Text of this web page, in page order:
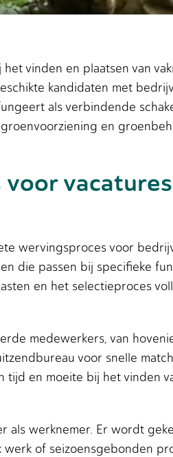
vinden en plaatsen van
kandidaten met
als verbindende
en
wervingsproces voor
die passen bij specifieke
en het selectieproces
medewerkers, van
voor snelle
en moeite bij het vinden
als werknemer. Er wordt
of seizoensgebonden